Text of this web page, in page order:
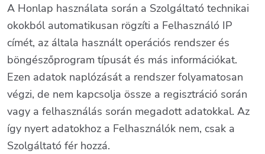
A Honlap használata során a Szolgáltató technikai
okokból automatikusan rögzíti a Felhasználó IP
címét, az általa használt operációs rendszer és
böngészőprogram típusát és más információkat.
Ezen adatok naplózását a rendszer folyamatosan
végzi, de nem kapcsolja össze a regisztráció során
vagy a felhasználás során megadott adatokkal. Az
így nyert adatokhoz a Felhasználók nem, csak a
Szolgáltató fér hozzá.